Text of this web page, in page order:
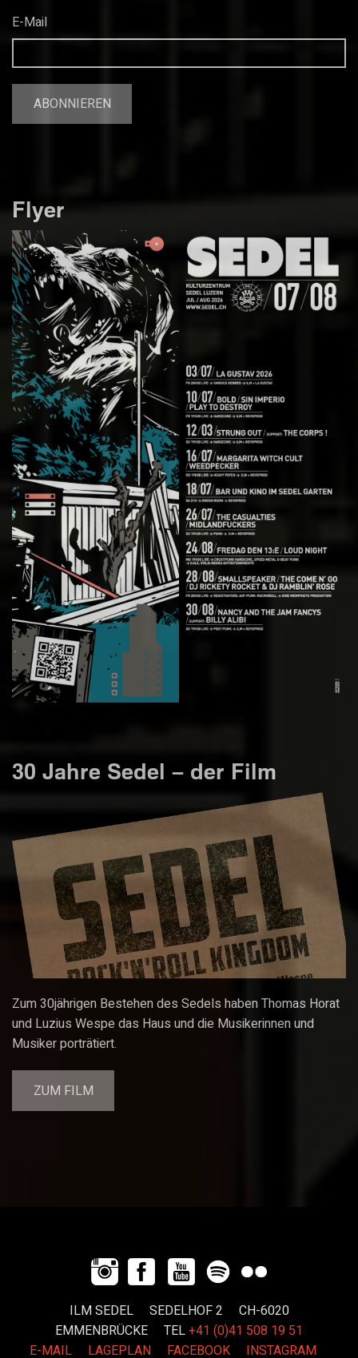
E-Mail
Flyer
30 Jahre Sedel – der Film
Zum 30jährigen Bestehen des Sedels haben Thomas Horat
und Luzius Wespe das Haus und die Musikerinnen und
Musiker porträtiert.
ZUM FILM
ILM SEDEL SEDELHOF 2 CH-6020
EMMENBRÜCKE TEL+41 (0)41 508 19 51
E-MAIL
LAGEPLAN FACEBOOK INSTAGRAM